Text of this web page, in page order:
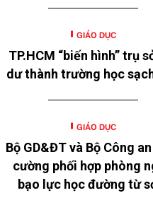
GIÁO DỤC
TP.HCM “biến hình” trụ
dư thành trường học
GIÁO DỤC
Bộ GD&ĐT và Bộ Công
cường phối hợp phòng
bạo lực học đường từ